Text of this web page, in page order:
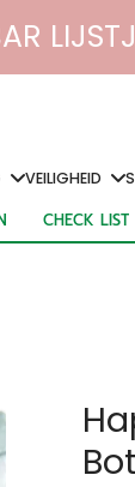
VEILIGHEID
CHECK LIST
CHECK LIST